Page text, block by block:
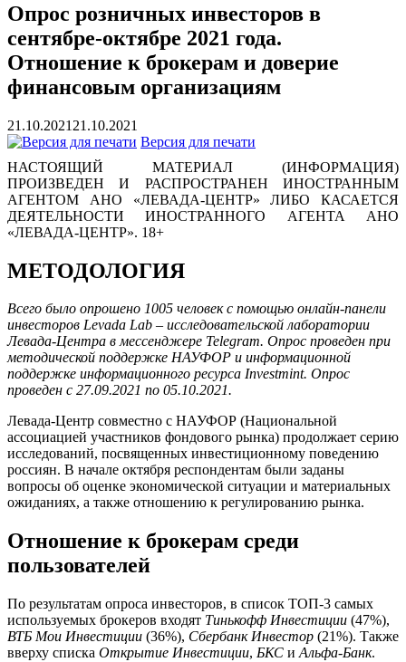
Опрос розничных инвесторов в
сентябре-октябре 2021 года.
Отношение к брокерам и доверие
финансовым организациям
21.10.2021 21.10.2021
Версия для печати
НАСТОЯЩИЙ МАТЕРИАЛ (ИНФОРМАЦИЯ)
ПРОИЗВЕДЕН И РАСПРОСТРАНЕН ИНОСТРАННЫМ
АГЕНТОМ АНО «ЛЕВАДА-ЦЕНТР» ЛИБО КАСАЕТСЯ
ДЕЯТЕЛЬНОСТИ ИНОСТРАННОГО АГЕНТА АНО
«ЛЕВАДА-ЦЕНТР». 18+
МЕТОДОЛОГИЯ
Всего было опрошено 1005 человек с помощью онлайн-панели
инвесторов Levada Lab – исследовательской лаборатории
Левада-Центра в мессенджере Telegram. Опрос проведен при
методической поддержке НАУФОР и информационной
поддержке информационного ресурса Investmint. Опрос
проведен с 27.09.2021 по 05.10.2021.
Левада-Центр совместно с НАУФОР (Национальной
ассоциацией участников фондового рынка) продолжает серию
исследований, посвященных инвестиционному поведению
россиян. В начале октября респондентам были заданы
вопросы об оценке экономической ситуации и материальных
ожиданиях, а также отношению к регулированию рынка.
Отношение к брокерам среди
пользователей
По результатам опроса инвесторов, в список ТОП-3 самых
используемых брокеров входят Тинькофф Инвестиции (47%),
ВТБ Мои Инвестиции (36%), Сбербанк Инвестор (21%). Также
вверху списка Открытие Инвестиции, БКС и Альфа-Банк.